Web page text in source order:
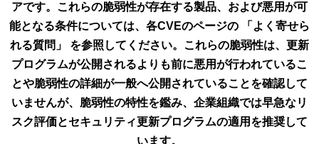
アです。これらの脆弱性が存在する製品、および悪用が可
能となる条件については、各CVEのページの 「よく寄せら
れる質問」 を参照してください。これらの脆弱性は、更新
プログラムが公開されるよりも前に悪用が行われているこ
とや脆弱性の詳細が一般へ公開されていることを確認して
いませんが、脆弱性の特性を鑑み、企業組織では早急なリ
スク評価とセキュリティ更新プログラムの適用を推奨して
います。